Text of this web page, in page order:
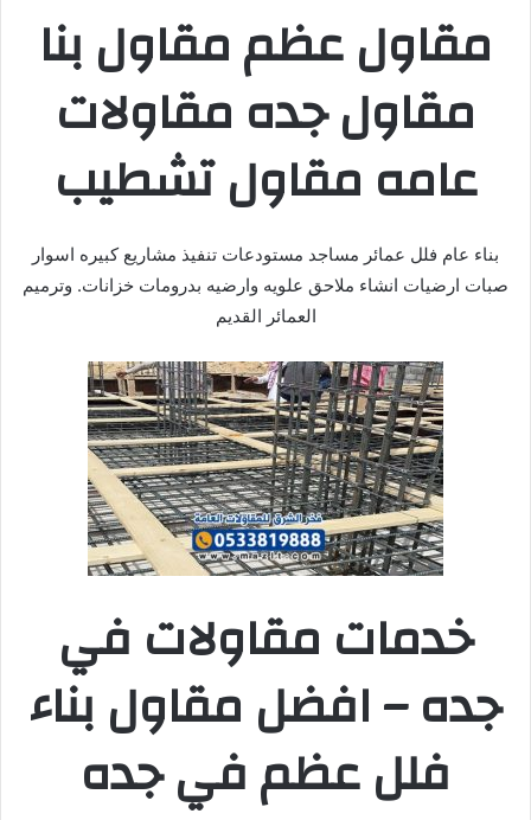
مقاول عظم مقاول بنا
مقاول جده مقاولات
عامه مقاول تشطيب
بناء عام فلل عمائر مساجد مستودعات تنفيذ مشاريع كبيره اسوار
صبات ارضيات انشاء ملاحق علويه وارضيه بدرومات خزانات. وترميم
العمائر القديم
خدمات مقاولات في
جده – افضل مقاول بناء
فلل عظم في جده